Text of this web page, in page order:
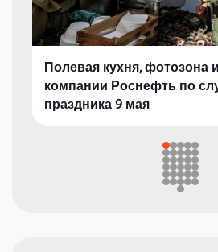
Полевая кухня, фотозона
компании Роснефть по
праздника 9 мая